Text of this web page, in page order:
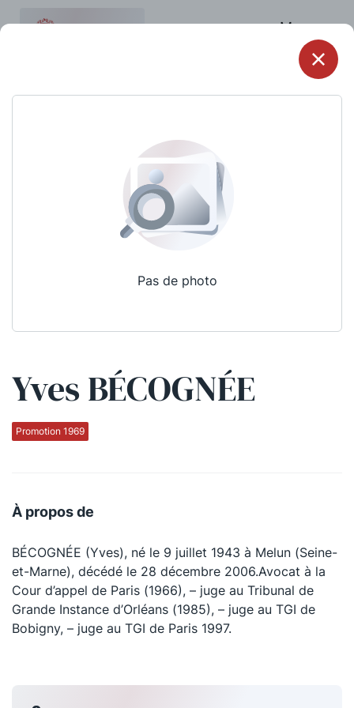
Menu
Pas de photo
Yves BÉCOGNÉE
Promotion 1969
À propos de
BÉCOGNÉE (Yves), né le 9 juillet 1943 à Melun (Seine-
et-Marne), décédé le 28 décembre 2006.Avocat à la
Cour d’appel de Paris (1966), – juge au Tribunal de
Grande Instance d’Orléans (1985), – juge au TGI de
Bobigny, – juge au TGI de Paris 1997.
Qui sommes-nous ?
La Conférence
La Conférence
Le Concours de la Conférence
La Conférence Berryer